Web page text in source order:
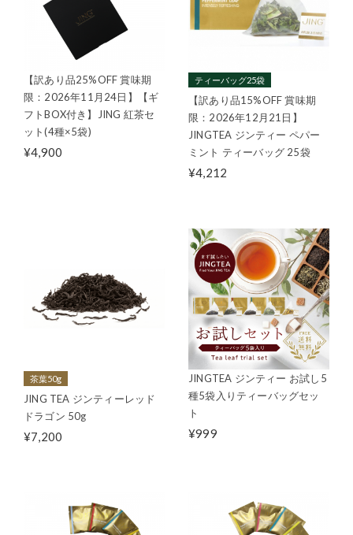
【訳あり品25%OFF 賞味期
限：2026年11月24日】【ギ
フトBOX付き】JING 紅茶セ
ット(4種×5袋)
¥4,900
ティーバッグ25袋
【訳あり品15%OFF 賞味期
限：2026年12月21日】
JINGTEA ジンティー ペパー
ミント ティーバッグ 25袋
¥4,212
茶葉50g
JING TEA ジンティーレッド
ドラゴン 50g
¥7,200
JINGTEA ジンティー お試し5
種5袋入りティーバッグセッ
ト
¥999